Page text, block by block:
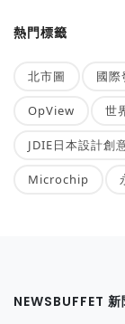
熱門標籤
北市圖 國際
OpView 世
JDIE日本設計創
Microchip
NEWSBUFFET